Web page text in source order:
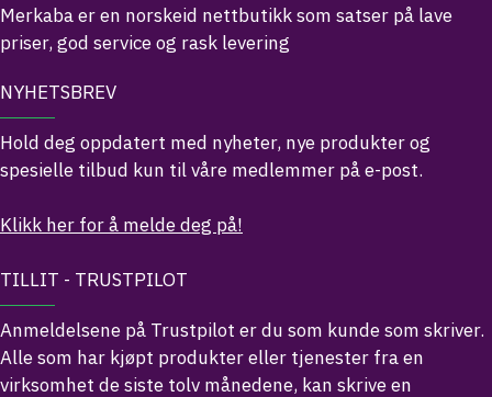
Merkaba er en norskeid nettbutikk som satser på lave
priser, god service og rask levering
NYHETSBREV
Hold deg oppdatert med nyheter, nye produkter og
spesielle tilbud kun til våre medlemmer på e-post.
Klikk her for å melde deg på!
TILLIT - TRUSTPILOT
Anmeldelsene på Trustpilot er du som kunde som skriver.
Alle som har kjøpt produkter eller tjenester fra en
virksomhet de siste tolv månedene, kan skrive en